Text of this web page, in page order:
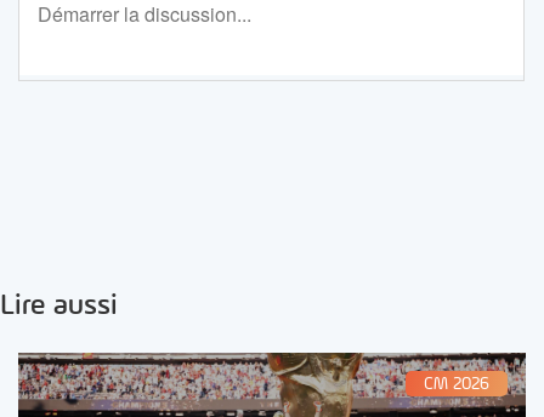
Lire aussi
CM 2026